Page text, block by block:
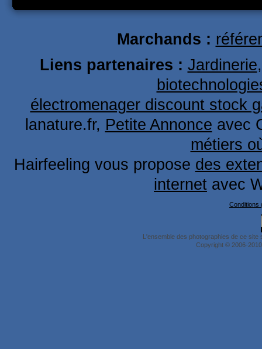
Marchands :
Liens partenaires : Jardinerie
électromenager discount stock
lanature.fr, Petite Annonce avec
métiers
Hairfeeling vous propose des
internet avec
Conditions
L'ensemble des photographies de ce
Copyright © 2006-